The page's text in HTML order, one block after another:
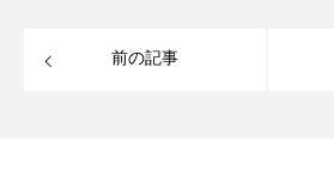
前の記事